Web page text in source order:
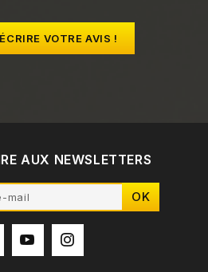
VOTRE AVIS !
AUX NEWSLETTERS